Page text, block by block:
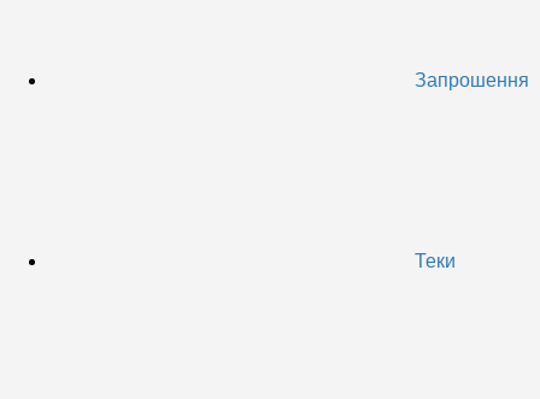
Запрошення
Теки